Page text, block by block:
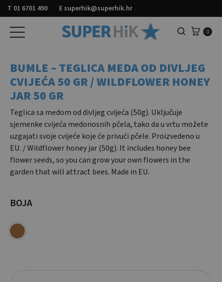
T 01 6701 490 E superhik@superhik.hr
Pretraga 0
BUMLE – TEGLICA MEDA OD DIVLJEG
CVIJEĆA 50 GR / WILDFLOWER HONEY
JAR 50 GR
Teglica sa medom od divljeg cvijeća (50g). Uključuje
sjemenke cvijeća medonosnih pčela, tako da u vrtu možete
uzgajati svoje cvijeće koje će privući pčele. Proizvedeno u
EU. / Wildflower honey jar (50g). It includes honey bee
flower seeds, so you can grow your own flowers in the
garden that will attract bees. Made in EU.
BOJA
Količina